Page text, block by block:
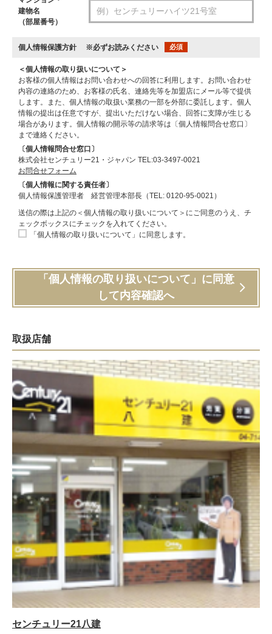
建物名
（部屋番号）
個人情報保護方針 ※必ずお読みください 必須
＜個人情報の取り扱いについて＞
お客様の個人情報はお問い合わせへの回答に利用します。お問い合わせ
内容の連絡のため、お客様の氏名、連絡先等を加盟店にメール等で提供
します。また、個人情報の取扱い業務の一部を外部に委託します。個人
情報の提出は任意ですが、提出いただけない場合、回答に支障が生じる
場合があります。個人情報の開示等の請求等は〔個人情報問合せ窓口〕
まで連絡ください。
〔個人情報問合せ窓口〕
株式会社センチュリー21・ジャパン TEL:03-3497-0021
お問合せフォーム
〔個人情報に関する責任者〕
個人情報保護管理者 経営管理本部長（TEL: 0120-95-0021）
送信の際は上記の＜個人情報の取り扱いについて＞にご同意のうえ、チ
ェックボックスにチェックを入れてください。
「個人情報の取り扱いについて」に同意します。
「個人情報の取り扱いについて」に同意
して内容確認へ
取扱店舗
センチュリー21八建